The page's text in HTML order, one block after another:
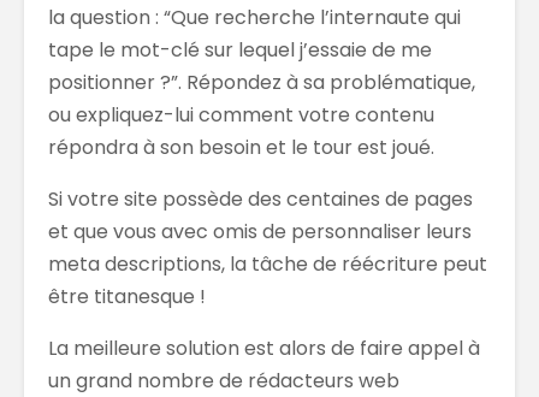
la question : “Que recherche l’internaute qui
tape le mot-clé sur lequel j’essaie de me
positionner ?”. Répondez à sa problématique,
ou expliquez-lui comment votre contenu
répondra à son besoin et le tour est joué.
Si votre site possède des centaines de pages
et que vous avec omis de personnaliser leurs
meta descriptions, la tâche de réécriture peut
être titanesque !
La meilleure solution est alors de faire appel à
un grand nombre de rédacteurs web